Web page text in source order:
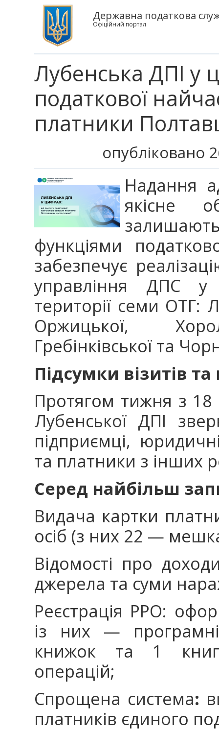
Державна податкова
Офіційний портал
Лубенська ДПІ у
податкової
платники
опубліковано
Надання
якісне
функціями
забезпечує
управління ДПС у
території семи ОТГ:
Оржицької,
Гребінківської та
Підсумки візитів
Протягом тижня з
Лубенської ДПІ
підприємці,
та платники з інших
Серед найбільш
Видача картки
осіб (з них 22 —
Відомості про
джерела та суми
Реєстрація РРО:
із них —
книжок та 1
операцій;
Спрощена система:
платників єдиного